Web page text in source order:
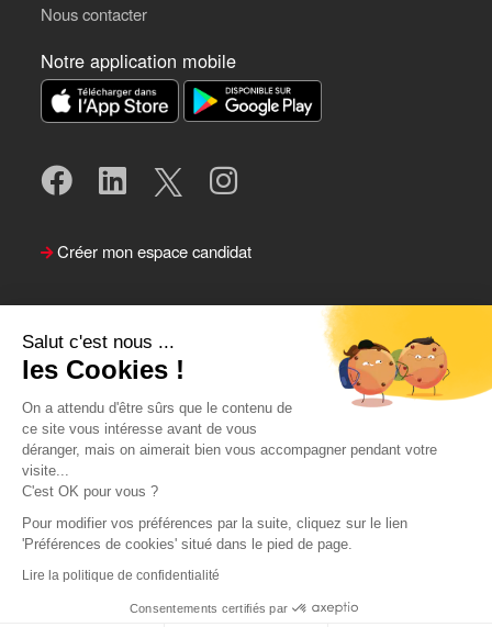
Salut c'est nous ...
les Cookies !
On a attendu d'être sûrs que le contenu de
ce site vous intéresse avant de vous
déranger, mais on aimerait bien vous accompagner pendant votre
visite...
C'est OK pour vous ?
Pour modifier vos préférences par la suite, cliquez sur le lien
'Préférences de cookies' situé dans le pied de page.
Lire la politique de confidentialité
Consentements certifiés par
Nous contacter
Notre application mobile
Créer mon espace candidat